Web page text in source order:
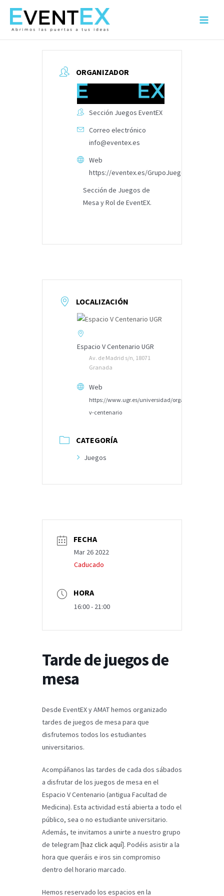
contenido
Main
ORGANIZADOR
Sección Juegos EventEX
Correo electrónico
info@eventex.es
Web
https://eventex.es/GrupoJuegos
Sección de Juegos de
Mesa y Rol de EventEX.
LOCALIZACIÓN
Espacio V Centenario UGR
Av. de Madrid s/n, 18071
Granada
Web
https://www.ugr.es/universidad/organizacion/
v-centenario
CATEGORÍA
Juegos
FECHA
Mar 26 2022
Caducado
HORA
16:00 - 21:00
Tarde de juegos de
mesa
Desde EventEX y AMAT hemos organizado
tardes de juegos de mesa para que
disfrutemos todos los estudiantes
universitarios.
Acompáñanos las tardes de cada dos sábados
a disfrutar de los juegos de mesa en el
Espacio V Centenario (antigua Facultad de
Medicina). Esta actividad está abierta a todo el
público, sea o no estudiante universitario.
Además, te invitamos a unirte a nuestro grupo
de telegram [haz click aquí]. Podéis asistir a la
hora que queráis e iros sin compromiso
dentro del horario marcado.
Hemos reservado los espacios en la